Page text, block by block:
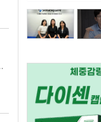
회는국무총리를 위원장으로 복지부를 포함해 기획재...